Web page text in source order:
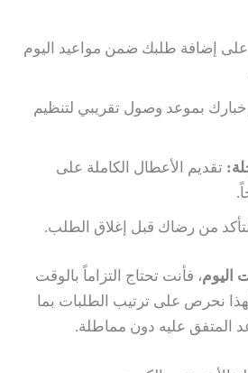
على إضافة طلبك ضمن مواعيد اليوم
إخبارك بموعد وصول تقريبي لتنظيم
تقديم الأعطال الكاملة على
من رضاك قبل إغلاق الطلب.
اليوم، فأنت تحتاج التزاماً بالوقت
نحرص على ترتيب الطلبات بما
المتفق عليه دون مماطلة.